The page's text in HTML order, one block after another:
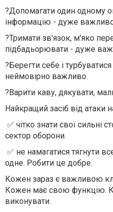
?Допомагати один одному
інформацію - дуже
?Тримати зв'язок, м'яко
підбадьорювати - дуже
?Берегти себе і
неймовірно важливо.
?Варити каву, дякувати,
Найкращий засіб від атаки
✅ чітко знати свої сильні
сектор оборони.
✅ не намагатися тягнути
одне. Робити це добре.
Кожен зараз є важливою
Кожен має свою функцію.
виконувати.